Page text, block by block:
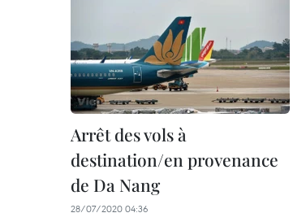
Arrêt des vols à
destination/en provenance
de Da Nang
28/07/2020 04:36